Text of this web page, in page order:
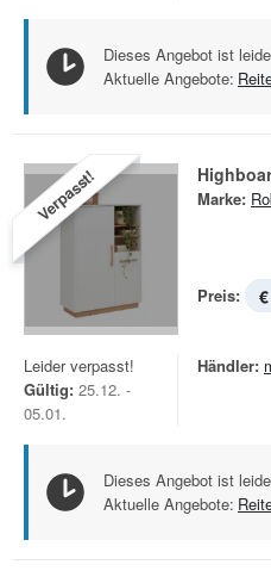
Dieses Angebot ist
Aktuelle Angebote:
Verpasst! Marke:
Preis:
Leider verpasst!
Gültig: 25.12. -
05.01.
Händler:
Dieses Angebot ist
Aktuelle Angebote: